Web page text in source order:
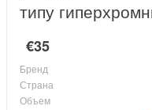
типу
€35
Бренд
Страна
Объем